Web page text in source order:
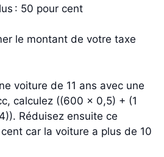
: 50 pour cent
le montant de votre taxe
voiture de 11 ans avec une
calculez ((600 x 0,5) + (1
Réduisez ensuite ce
car la voiture a plus de 10